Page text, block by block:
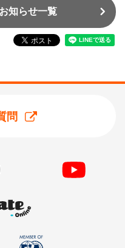
知らせ一覧
問